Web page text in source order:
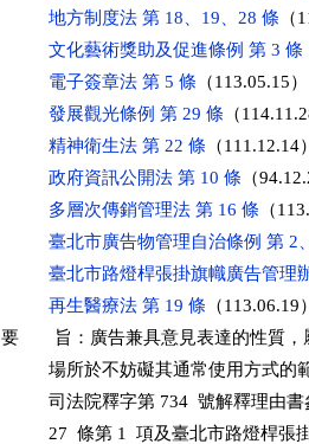
地方制度法 第 18、19、28 條 （
文化藝術獎助及促進條例 第 3 條
電子簽章法 第 5 條 （113.05.15）
發展觀光條例 第 29 條 （
精神衛生法 第 22 條 （111.12.14）
政府資訊公開法 第 10 條 （
多層次傳銷管理法 第 16 條 （
臺北市廣告物管理自治條例 第 2
臺北市路燈桿張掛旗幟廣告管理
再生醫療法 第 19 條 （113.06.19）
要　　旨：廣告兼具意見表達的性質
場所於不妨礙其通常使用方
司法院釋字第 734  號解釋理
27  條第 1  項及臺北市路燈桿